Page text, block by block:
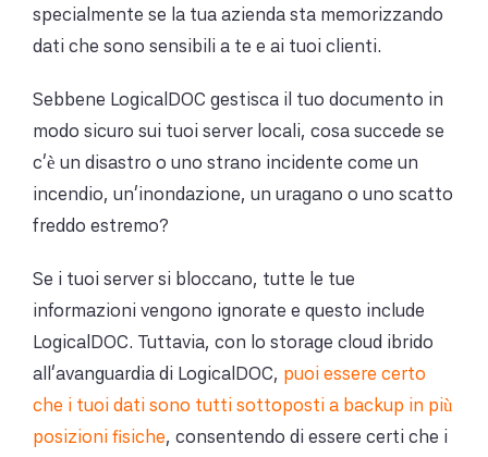
specialmente se la tua azienda sta memorizzando
dati che sono sensibili a te e ai tuoi clienti.
Sebbene LogicalDOC gestisca il tuo documento in
modo sicuro sui tuoi server locali, cosa succede se
c'è un disastro o uno strano incidente come un
incendio, un'inondazione, un uragano o uno scatto
freddo estremo?
Se i tuoi server si bloccano, tutte le tue
informazioni vengono ignorate e questo include
LogicalDOC. Tuttavia, con lo storage cloud ibrido
all'avanguardia di LogicalDOC, puoi essere certo
che i tuoi dati sono tutti sottoposti a backup in più
posizioni fisiche, consentendo di essere certi che i